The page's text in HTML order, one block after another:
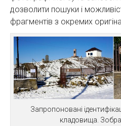
дозволити пошуки і
фрагментів з окремих
Запропоновані
кладовища.